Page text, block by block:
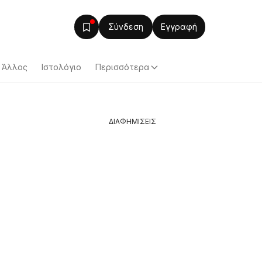
Σύνδεση Εγγραφή
Άλλος Ιστολόγιο Περισσότερα
ΔΙΑΦΗΜΙΣΕΙΣ